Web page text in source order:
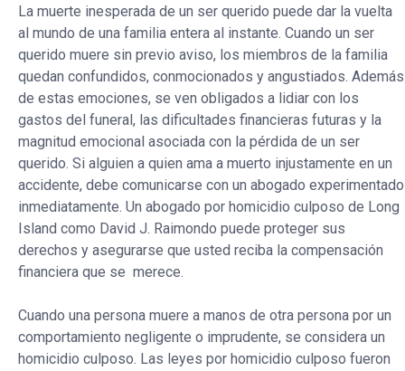
La muerte inesperada de un ser querido puede dar la vuelta
al mundo de una familia entera al instante. Cuando un ser
querido muere sin previo aviso, los miembros de la familia
quedan confundidos, conmocionados y angustiados. Además
de estas emociones, se ven obligados a lidiar con los
gastos del funeral, las dificultades financieras futuras y la
magnitud emocional asociada con la pérdida de un ser
querido. Si alguien a quien ama a muerto injustamente en un
accidente, debe comunicarse con un abogado experimentado
inmediatamente. Un abogado por homicidio culposo de Long
Island como David J. Raimondo puede proteger sus
derechos y asegurarse que usted reciba la compensación
financiera que se merece.
Cuando una persona muere a manos de otra persona por un
comportamiento negligente o imprudente, se considera un
homicidio culposo. Las leyes por homicidio culposo fueron